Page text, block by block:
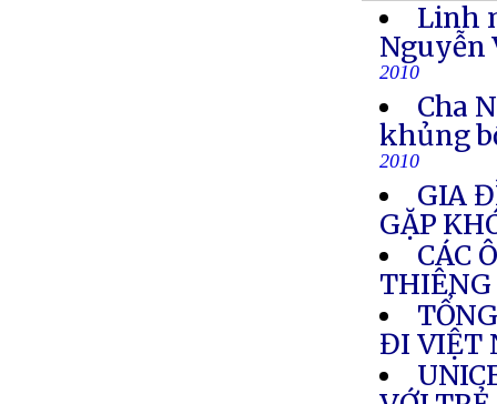
Linh
Nguyễn
2010
Cha
khủng
2010
GIA
GẶP
CÁC
ĐI VIỆT